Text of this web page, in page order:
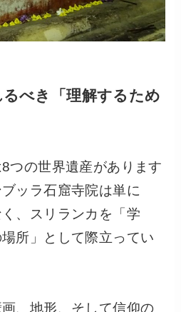
べき「理解するため
つの世界遺産があります
ッラ石窟寺院は単に
く、スリランカを「学
所」として際立ってい
、地形、そして信仰の